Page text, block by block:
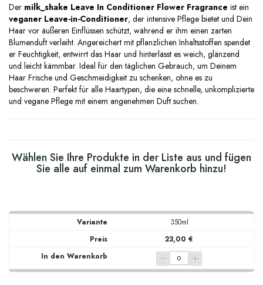
Der milk_shake Leave In Conditioner Flower Fragrance ist ein
veganer Leave-in-Conditioner, der intensive Pflege bietet und Dein
Haar vor äußeren Einflüssen schützt, während er ihm einen zarten
Blumenduft verleiht. Angereichert mit pflanzlichen Inhaltsstoffen spendet
er Feuchtigkeit, entwirrt das Haar und hinterlässt es weich, glänzend
und leicht kämmbar. Ideal für den täglichen Gebrauch, um Deinem
Haar Frische und Geschmeidigkeit zu schenken, ohne es zu
beschweren. Perfekt für alle Haartypen, die eine schnelle, unkomplizierte
und vegane Pflege mit einem angenehmen Duft suchen.
Wählen Sie Ihre Produkte in der Liste aus und fügen
Sie alle auf einmal zum Warenkorb hinzu!
350ml
23,00 €